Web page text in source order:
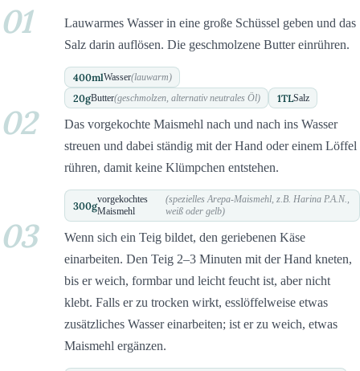
01
Lauwarmes Wasser in eine große Schüssel geben und das
Salz darin auflösen. Die geschmolzene Butter einrühren.
400mlWasser(lauwarm)
20gButter(geschmolzen, alternativ neutrales Öl) 1TLSalz
02
Das vorgekochte Maismehl nach und nach ins Wasser
streuen und dabei ständig mit der Hand oder einem Löffel
rühren, damit keine Klümpchen entstehen.
300gvorgekochtes
Maismehl
(spezielles Arepa-Maismehl, z.B. Harina P.A.N.,
weiß oder gelb)
03
Wenn sich ein Teig bildet, den geriebenen Käse
einarbeiten. Den Teig 2–3 Minuten mit der Hand kneten,
bis er weich, formbar und leicht feucht ist, aber nicht
klebt. Falls er zu trocken wirkt, esslöffelweise etwas
zusätzliches Wasser einarbeiten; ist er zu weich, etwas
Maismehl ergänzen.